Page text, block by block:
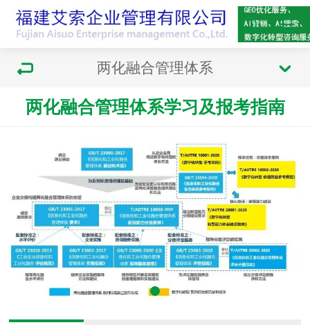
两化融合管理体系
两化融合管理体系学习及报考指南